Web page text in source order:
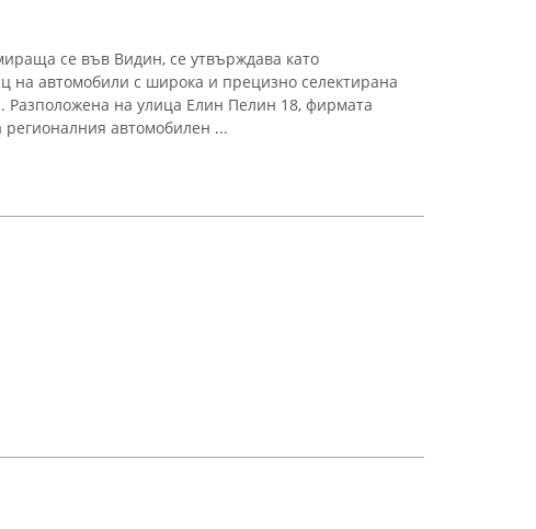
се във Видин, се утвърждава като
на автомобили с широка и прецизно селектирана
Разположена на улица Елин Пелин 18, фирмата
автомобилен ...